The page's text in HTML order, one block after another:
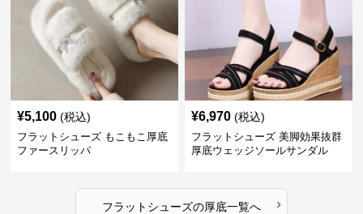
¥5,100 (税込)
フラットシューズ もこもこ厚底
ファースリッパ
¥6,970 (税込)
フラットシューズ 美脚効果抜群
厚底ウェッジソールサンダル
フラットシューズの厚底一覧へ ›